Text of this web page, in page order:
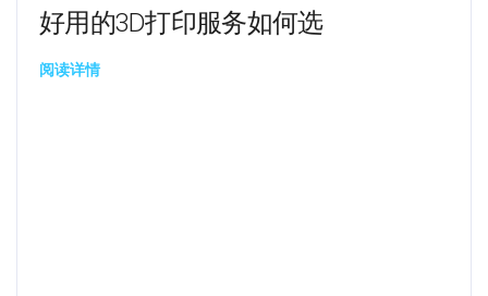
好用的3D打印服务如何选
阅读详情